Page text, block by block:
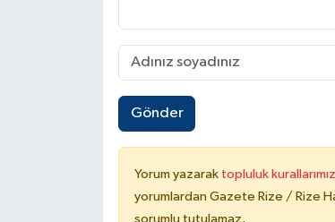
Gönder
Yorum yazarak topluluk
yorumlardan Gazete Rize / Rize
sorumlu tutulamaz.